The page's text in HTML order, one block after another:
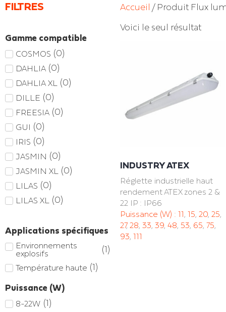
FILTRES
Gamme compatible
COSMOS (0)
DAHLIA (0)
DAHLIA XL (0)
DILLE (0)
FREESIA (0)
GUI (0)
IRIS (0)
JASMIN (0)
JASMIN XL (0)
LILAS (0)
LILAS XL (0)
Applications spécifiques
Environnements
explosifs
(1)
Température haute (1)
Puissance (W)
8-22W (1)
Accueil / Produit Flux
Voici le seul résultat
INDUSTRY ATEX
Réglette industrielle haut
rendement ATEX zones 2 &
22 IP : IP66
Puissance (W) : 11, 15, 20, 25,
27, 28, 33, 39, 48, 53, 65, 75,
93, 111